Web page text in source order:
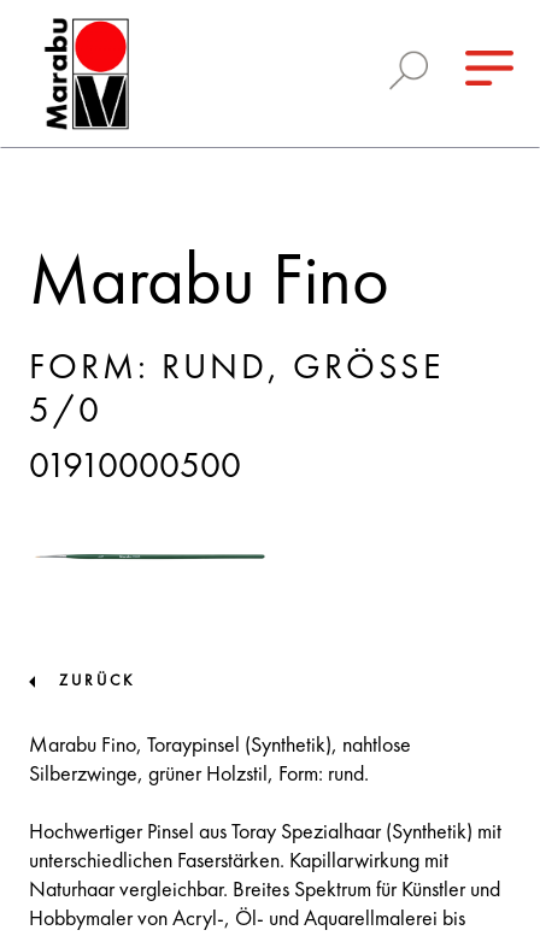
Marabu Fino
FORM: RUND, GRÖSSE 5
/0
01910000500
ZURÜCK
Marabu Fino, Toraypinsel (Synthetik), nahtlose
Silberzwinge, grüner Holzstil, Form: rund.
Hochwertiger Pinsel aus Toray Spezialhaar (Synthetik) mit
unterschiedlichen Faserstärken. Kapillarwirkung mit
Naturhaar vergleichbar. Breites Spektrum für Künstler und
Hobbymaler von Acryl-, Öl- und Aquarellmalerei bis